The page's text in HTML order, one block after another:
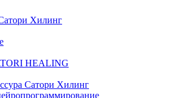
Хилинг
HEALING
Сатори Хилинг